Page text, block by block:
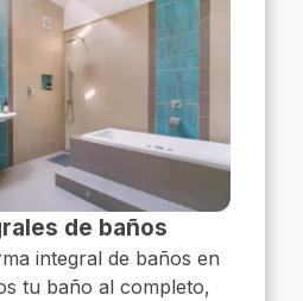
de baños
integral de baños en
tu baño al completo,